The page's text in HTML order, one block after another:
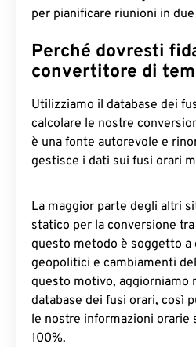
per pianificare riunioni in
Perché dovresti
convertitore di
Utilizziamo il database dei
calcolare le nostre
è una fonte autorevole e
gestisce i dati sui fusi orari
La maggior parte degli altri
statico per la conversione
questo metodo è soggetto
geopolitici e cambiamenti
questo motivo, aggiorniamo
database dei fusi orari, così
le nostre informazioni orarie
100%.